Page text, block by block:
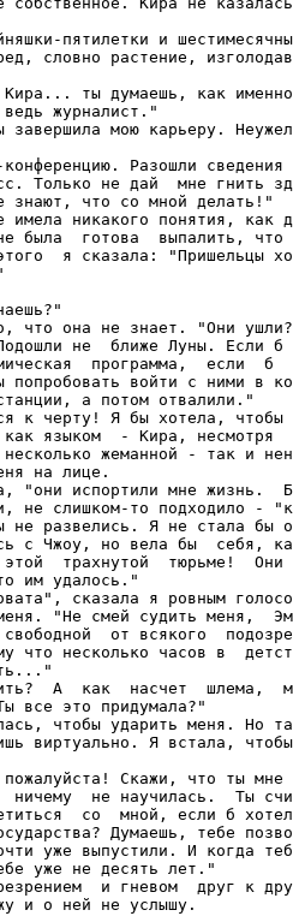
пятилетки и
словно растение,
ты думаешь, как
журналист."
завершила мою карьеру.
Разошли сведения
Только не дай  мне гнить
знают, что со мной делать!"
имела никакого понятия, как
была  готова  выпалить,
я сказала: "Пришельцы
что она не знает. "Они
не  ближе Луны. Если б
программа,  если  б
попробовать войти с ними в
а потом отвалили."
к черту! Я бы хотела, чтобы
языком  - Кира, несмотря
жеманной - так и
на лице.
"они испортили мне жизнь.
не слишком-то подходило -
не развелись. Я не стала бы
с Чжоу, но вела бы  себя,
трахнутой  тюрьме!  Они
им удалось."
сказала я ровным
"Не смей судить меня,
от всякого
что несколько часов в
А  как  насчет  шлема,
все это придумала?"
чтобы ударить меня. Но
виртуально. Я встала,
Скажи, что ты мне
ничему  не научилась.  Ты
со  мной, если б
Думаешь, тебе
уже выпустили. И когда
уже не десять лет."
и гневом  друг к
и о ней не услышу.